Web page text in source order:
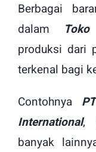
Berbagai
dalam
produksi dari
terkenal bagi
Contohnya
International,
banyak